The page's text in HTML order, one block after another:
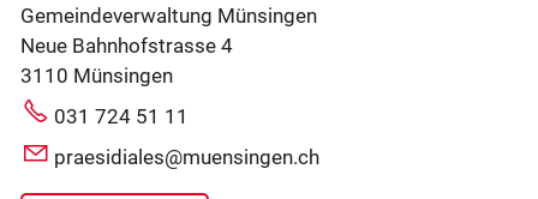
Gemeindeverwaltung Münsingen
Neue Bahnhofstrasse 4
3110 Münsingen
031 724 51 11
praesidiales@muensingen.ch